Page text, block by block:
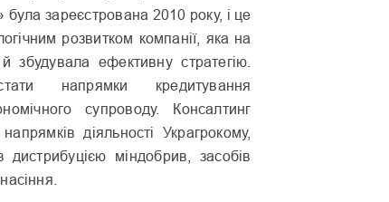
зареєстрована 2010 року, і це
розвитком компанії, яка на
збудувала ефективну стратегію.
напрямки кредитування
супроводу. Консалтинг
діяльності Украгрокому,
міндобрив, засобів